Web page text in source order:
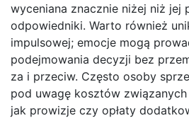
wyceniana znacznie niżej niż jej
odpowiedniki. Warto również
impulsowej; emocje mogą
podejmowania decyzji bez
za i przeciw. Często osoby
pod uwagę kosztów
jak prowizje czy opłaty